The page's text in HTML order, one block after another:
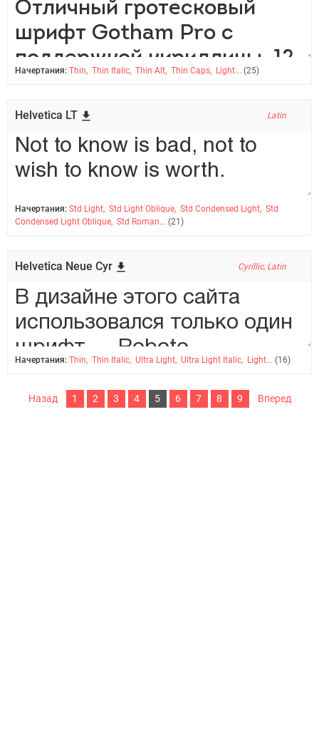
Начертания: Thin, Thin Italic, Thin Alt, Thin Caps, Light... (25)
Helvetica LT Latin
Начертания: Std Light, Std Light Oblique, Std Condensed Light, Std
Condensed Light Oblique, Std Roman... (21)
Helvetica Neue Cyr Cyrillic, Latin
Начертания: Thin, Thin Italic, Ultra Light, Ultra Light Italic, Light... (16)
Назад 1 2 3 4 5 6 7 8 9 Вперед